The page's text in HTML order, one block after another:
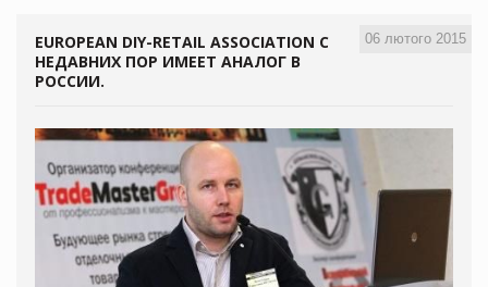
06 лютого 2015
EUROPEAN DIY-RETAIL ASSOCIATION С
НЕДАВНИХ ПОР ИМЕЕТ АНАЛОГ В
РОССИИ.